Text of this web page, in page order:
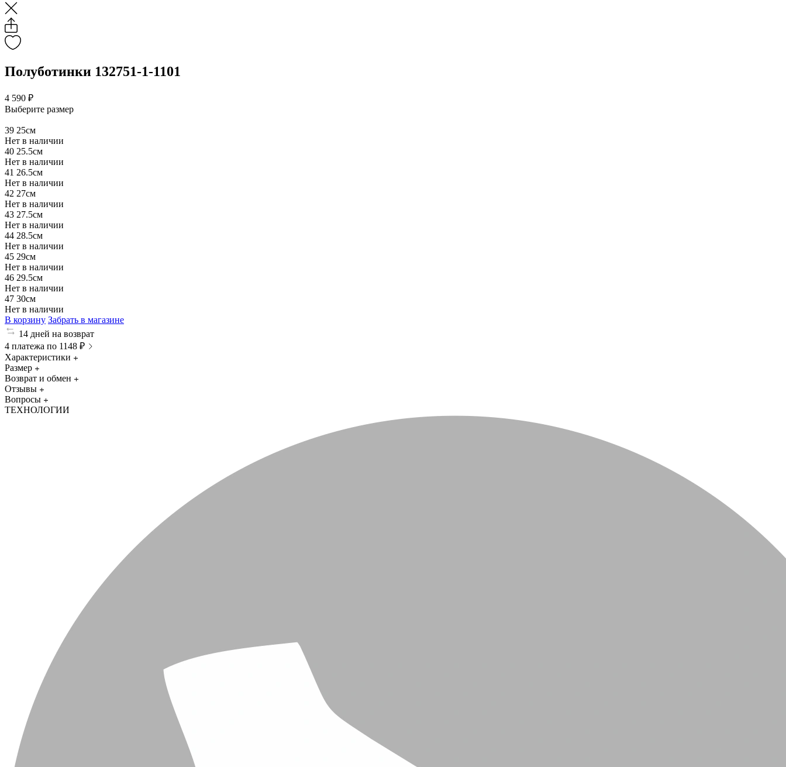
Полуботинки 132751-1-1101
4 590 ₽
Выберите размер
39 25см
Нет в наличии
40 25.5см
Нет в наличии
41 26.5см
Нет в наличии
42 27см
Нет в наличии
43 27.5см
Нет в наличии
44 28.5см
Нет в наличии
45 29см
Нет в наличии
46 29.5см
Нет в наличии
47 30см
Нет в наличии
В корзину Забрать в магазине
14 дней на возврат
4 платежа по 1148 ₽
Характеристики
Размер
Возврат и обмен
Отзывы
Вопросы
ТЕХНОЛОГИИ